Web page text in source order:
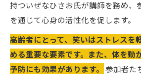
持ついぜなひさお氏が講師を務め、
を通じて心身の活性化を促します。
高齢者にとって、笑いはストレスを
める重要な要素です。また、体を動
予防にも効果があります。 参加者た